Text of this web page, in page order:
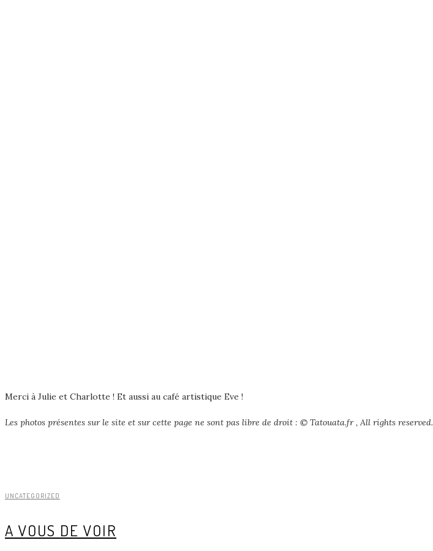
Merci à Julie et Charlotte ! Et aussi au café artistique Eve !
Les photos présentes sur le site et sur cette page ne sont pas libre de droit : © Tatouata.fr , All rights reserved.
UNCATEGORIZED
A VOUS DE VOIR